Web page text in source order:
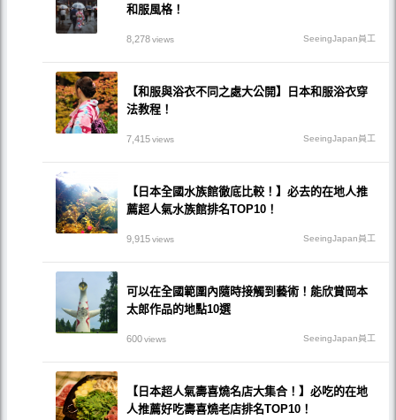
和服風格！
8,278views SeeingJapan員工
【和服與浴衣不同之處大公開】日本和服浴衣穿
法教程！
7,415views SeeingJapan員工
【日本全國水族館徹底比較！】必去的在地人推
薦超人氣水族館排名TOP10！
9,915views SeeingJapan員工
可以在全國範圍內隨時接觸到藝術！能欣賞岡本
太郎作品的地點10選
600views SeeingJapan員工
【日本超人氣壽喜燒名店大集合！】必吃的在地
人推薦好吃壽喜燒老店排名TOP10！